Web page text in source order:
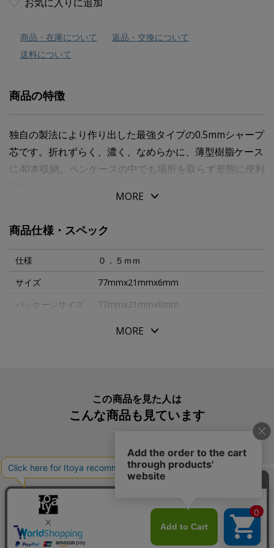
商品・在庫について
返品・交換について
送料について
商品の特徴
独自の製法により作り出した最強タイプの0.5mmシャープ
芯です。折れずらく、濃く、なめらかに、薄型樹脂ケース
に40本収納。ペンケースの中でも場所を取らず形態に便利
MORE
商品仕様・スペック
仕様
０．５ｍｍ
サイズ
77mmx21mmx6mm
パッケージサイズ
77mmx21mmx6mm
HU05300HB
MORE
この商品を見た人は
こんな商品も見ています
こんな商品も買っています